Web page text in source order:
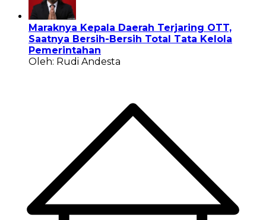
Maraknya Kepala Daerah Terjaring OTT,
Saatnya Bersih-Bersih Total Tata Kelola
Pemerintahan
Oleh: Rudi Andesta